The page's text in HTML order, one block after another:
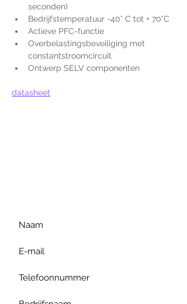
seconden)
Bedrijfstemperatuur -40° C tot + 70°C
Actieve PFC-functie
Overbelastingsbeveiliging met
constantstroomcircuit
Ontwerp SELV componenten
datasheet